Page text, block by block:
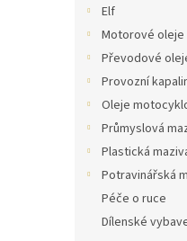
Elf
Motorové oleje
Převodové
Provozní
Oleje
Průmyslová
Plastická
Potravinářská
Péče o ruce
Dílenské